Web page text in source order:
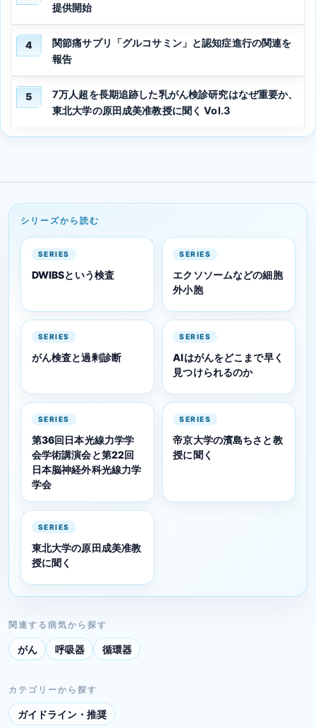
提供開始
4
関節痛サプリ「グルコサミン」と認知症進行の関連を
報告
5
7万人超を長期追跡した乳がん検診研究はなぜ重要か、
東北大学の原田成美准教授に聞く Vol.3
シリーズから読む
SERIES
DWIBSという検査
SERIES
エクソソームなどの細胞
外小胞
SERIES
がん検査と過剰診断
SERIES
AIはがんをどこまで早く
見つけられるのか
SERIES
第36回日本光線力学学
会学術講演会と第22回
日本脳神経外科光線力学
学会
SERIES
帝京大学の濱島ちさと教
授に聞く
SERIES
東北大学の原田成美准教
授に聞く
関連する病気から探す
がん 呼吸器 循環器
カテゴリーから探す
ガイドライン・推奨